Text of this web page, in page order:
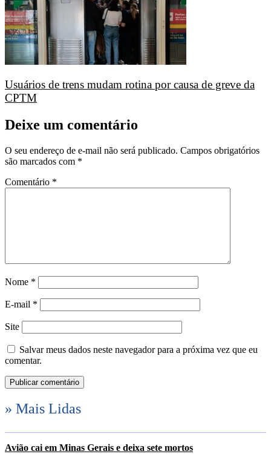
Usuários de trens mudam rotina por causa de greve da
CPTM
Deixe um comentário
O seu endereço de e-mail não será publicado. Campos obrigatórios
são marcados com *
Comentário *
Nome *
E-mail *
Site
Salvar meus dados neste navegador para a próxima vez que eu
comentar.
» Mais Lidas
Avião cai em Minas Gerais e deixa sete mortos